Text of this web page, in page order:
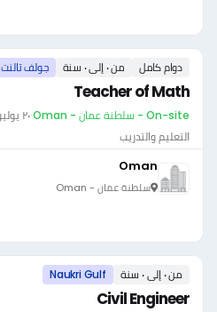
دوام كامل من ٠ إلى ٠ سنة جولف تالنت
Teacher of Math
On-site - سلطنة عمان - Oman ·٢٠ يوليو ٢٠٢٦
التعليم والتدريب
Oman
سلطنة عمان - Oman
من ٠ إلى ٠ سنة Naukri Gulf
Civil Engineer